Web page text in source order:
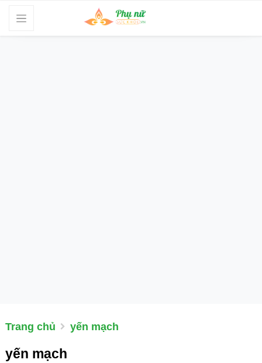
Trang chủ yến mạch
yến mạch